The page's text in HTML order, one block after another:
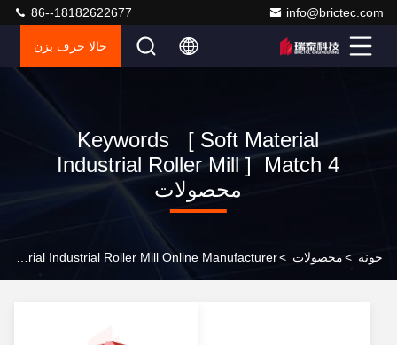
info@brictec.com
86--18182622677
حالا حرف بزن
Keywords [ Soft Material
Industrial Roller Mill ] Match 4
محصولات
خونه >محصولات >